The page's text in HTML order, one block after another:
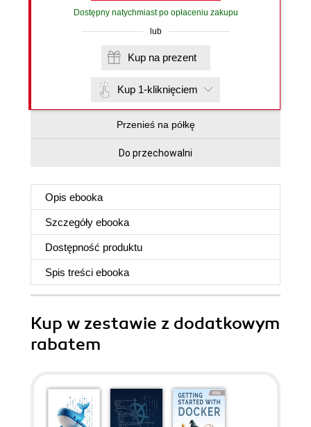
Dostępny natychmiast po opłaceniu zakupu
lub
Kup na prezent
Kup 1-kliknięciem
Przenieś na półkę
Do przechowalni
Opis ebooka
Szczegóły ebooka
Dostępność produktu
Spis treści ebooka
Kup w zestawie z dodatkowym
rabatem